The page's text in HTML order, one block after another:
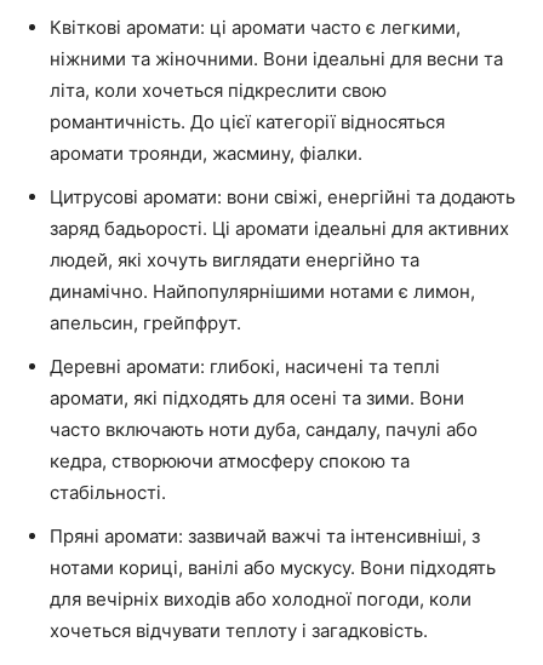
Квіткові аромати: ці аромати часто є легкими,
ніжними та жіночними. Вони ідеальні для весни та
літа, коли хочеться підкреслити свою
романтичність. До цієї категорії відносяться
аромати троянди, жасмину, фіалки.
Цитрусові аромати: вони свіжі, енергійні та додають
заряд бадьорості. Ці аромати ідеальні для активних
людей, які хочуть виглядати енергійно та
динамічно. Найпопулярнішими нотами є лимон,
апельсин, грейпфрут.
Деревні аромати: глибокі, насичені та теплі
аромати, які підходять для осені та зими. Вони
часто включають ноти дуба, сандалу, пачулі або
кедра, створюючи атмосферу спокою та
стабільності.
Пряні аромати: зазвичай важчі та інтенсивніші, з
нотами кориці, ванілі або мускусу. Вони підходять
для вечірніх виходів або холодної погоди, коли
хочеться відчувати теплоту і загадковість.